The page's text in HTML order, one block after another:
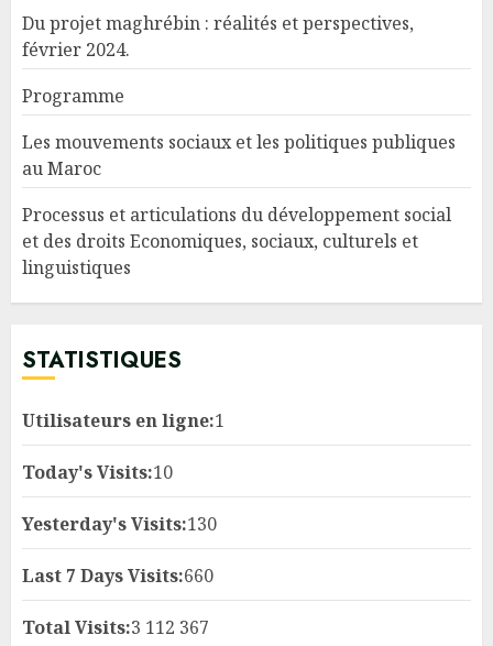
Du projet maghrébin : réalités et perspectives,
février 2024.
Programme
Les mouvements sociaux et les politiques publiques
au Maroc
Processus et articulations du développement social
et des droits Economiques, sociaux, culturels et
linguistiques
STATISTIQUES
Utilisateurs en ligne:1
Today's Visits:10
Yesterday's Visits:130
Last 7 Days Visits:660
Total Visits:3 112 367